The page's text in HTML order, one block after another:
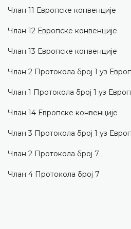
Члан 11 Европске конвенције
Члан 12 Европске конвенције
Члан 13 Европске конвенције
Члан 2 Протокола број 1 уз
Члан 1 Протокола број 1 уз
Члан 14 Европске конвенције
Члан 3 Протокола број 1 уз
Члан 2 Протокола број 7
Члан 4 Протокола број 7